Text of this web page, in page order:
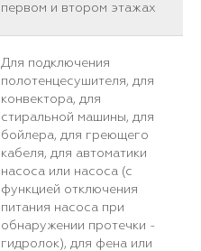
первом и втором этажах
Для подключения
полотенцесушителя, для
конвектора, для
стиральной машины, для
бойлера, для греющего
кабеля, для автоматики
насоса или насоса (с
функцией отключения
питания насоса при
обнаружении протечки -
гидролок), для фена или